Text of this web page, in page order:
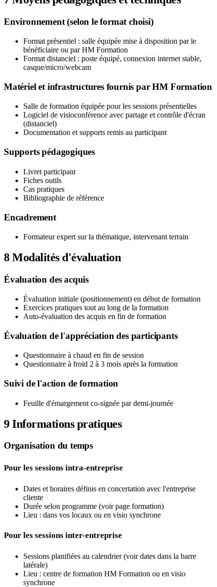
Environnement (selon le format choisi)
Format présentiel : salle équipée mise à disposition par le
bénéficiaire ou par HM Formation
Format distanciel : poste équipé, connexion internet stable,
casque/micro/webcam
Matériel et infrastructures fournis par HM Formation
Salle de formation équipée pour les sessions présentielles
Logiciel de visioconférence avec partage et contrôle d'écran
(distanciel)
Documentation et supports remis au participant
Supports pédagogiques
Livret participant
Fiches outils
Cas pratiques
Bibliographie de référence
Encadrement
Formateur expert sur la thématique, intervenant terrain
8Modalités d'évaluation
Évaluation des acquis
Évaluation initiale (positionnement) en début de formation
Exercices pratiques tout au long de la formation
Auto-évaluation des acquis en fin de formation
Évaluation de l'appréciation des participants
Questionnaire à chaud en fin de session
Questionnaire à froid 2 à 3 mois après la formation
Suivi de l'action de formation
Feuille d'émargement co-signée par demi-journée
9Informations pratiques
Organisation du temps
Pour les sessions intra-entreprise
Dates et horaires définis en concertation avec l'entreprise
cliente
Durée selon programme (voir page formation)
Lieu : dans vos locaux ou en visio synchrone
Pour les sessions inter-entreprise
Sessions planifiées au calendrier (voir dates dans la barre
latérale)
Lieu : centre de formation HM Formation ou en visio
synchrone